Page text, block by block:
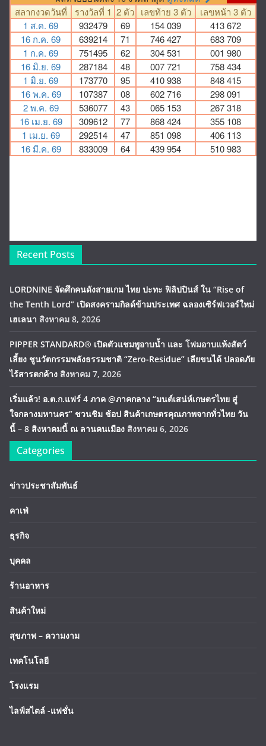
Recent Posts
LORDNINE จัดศึกคนดังสายเกม ไทย ปะทะ ฟิลิปปินส์ ใน “Rise of
the Tenth Lord” เปิดสงครามกิลด์ข้ามประเทศ ฉลองเซิร์ฟเวอร์ใหม่
เฮเลนา สิงหาคม 8, 2026
PIPPER STANDARD® เปิดตัวแชมพูอาบน้ำ และ โฟมอาบแห้งสัตว์
เลี้ยง ชูนวัตกรรมพลังธรรมชาติ “Zero-Residue” เลียขนได้ ปลอดภัย
ไร้สารตกค้าง สิงหาคม 7, 2026
เริ่มแล้ว! อ.ต.ก.แฟร์ 4 ภาค @ภาคกลาง “มนต์เสน่ห์เกษตรไทย สู่
ใจกลางมหานคร” ชวนชิม ช้อป สินค้าเกษตรคุณภาพจากทั่วไทย วัน
นี้ – 8 สิงหาคมนี้ ณ ลานคนเมือง สิงหาคม 6, 2026
Categories
ข่าวประชาสัมพันธ์
คาเฟ่
ธุรกิจ
บุคคล
ร้านอาหาร
สินค้าใหม่
สุขภาพ – ความงาม
เทคโนโลยี
โรงแรม
ไลฟ์สไตล์ -แฟชั่น